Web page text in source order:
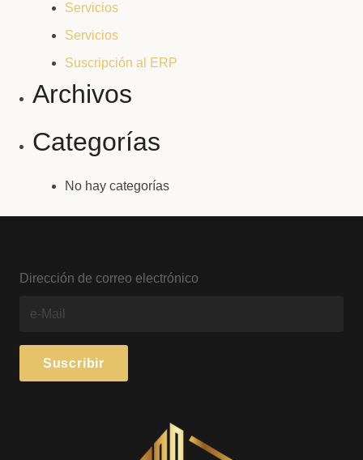
Servicios
Servicios
Suscripción al ERP
Archivos
Categorías
No hay categorías
Dirección de correo electrónico